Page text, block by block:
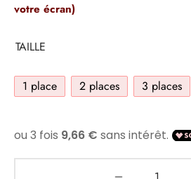
votre écran)
TAILLE
1 place 2 places 3 places